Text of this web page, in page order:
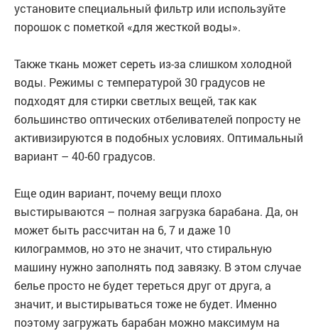
установите специальный фильтр или используйте
порошок с пометкой «для жесткой воды».
Также ткань может сереть из-за слишком холодной
воды. Режимы с температурой 30 градусов не
подходят для стирки светлых вещей, так как
большинство оптических отбеливателей попросту не
активизируются в подобных условиях. Оптимальный
вариант – 40-60 градусов.
Еще один вариант, почему вещи плохо
выстирываются – полная загрузка барабана. Да, он
может быть рассчитан на 6, 7 и даже 10
килограммов, но это не значит, что стиральную
машину нужно заполнять под завязку. В этом случае
белье просто не будет тереться друг от друга, а
значит, и выстирываться тоже не будет. Именно
поэтому загружать барабан можно максимум на